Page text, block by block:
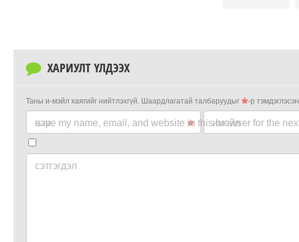
ХАРИУЛТ ҮЛДЭЭХ
Таны и-мэйл хаягийг нийтлэхгүй. Шаардлагатай талбаруудыг -р тэмдэглэсэн
нэр имэйл
save my name, email, and website in this browser for the
сэтгэгдэл